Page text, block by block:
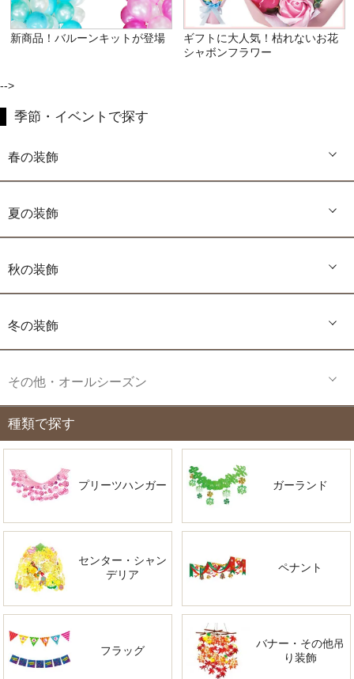
新商品！バルーンキットが登場
ギフトに大人気！枯れないお花
シャボンフラワー
-->
季節・イベントで探す
春の装飾
夏の装飾
秋の装飾
冬の装飾
その他・オールシーズン
種類で探す
プリーツハンガー ガーランド
センター・シャン
デリア
ペナント
フラッグ
バナー・その他吊
り装飾